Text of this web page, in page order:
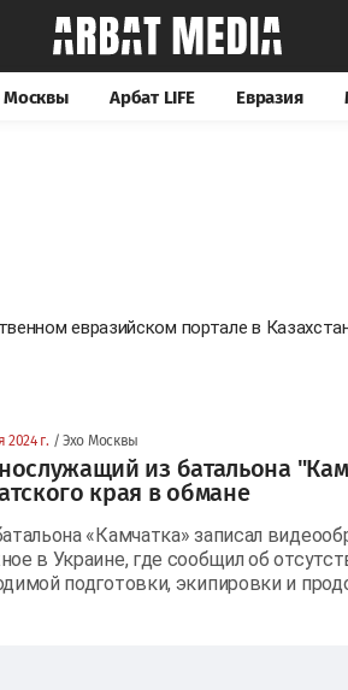
Москвы Арбат LIFE Евразия
евразийском портале в
2024 г. / Эхо Москвы
из батальона
края в обмане
«Камчатка» записал
в Украине, где сообщил об
подготовки, экипировки и